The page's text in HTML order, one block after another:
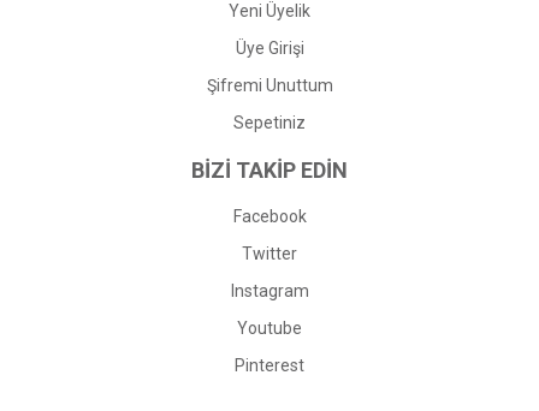
Yeni Üyelik
Üye Girişi
Şifremi Unuttum
Sepetiniz
BİZİ TAKİP EDİN
Facebook
Twitter
Instagram
Youtube
Pinterest